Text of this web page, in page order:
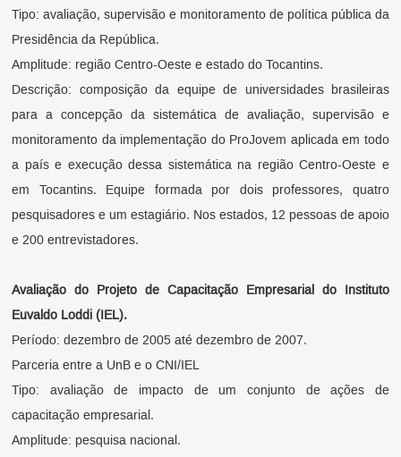
Tipo: avaliação, supervisão e monitoramento de política pública da
Presidência da República.
Amplitude: região Centro-Oeste e estado do Tocantins.
Descrição: composição da equipe de universidades brasileiras
para a concepção da sistemática de avaliação, supervisão e
monitoramento da implementação do ProJovem aplicada em todo
a país e execução dessa sistemática na região Centro-Oeste e
em Tocantins. Equipe formada por dois professores, quatro
pesquisadores e um estagiário. Nos estados, 12 pessoas de apoio
e 200 entrevistadores.
Avaliação do Projeto de Capacitação Empresarial do Instituto
Euvaldo Loddi (IEL).
Período: dezembro de 2005 até dezembro de 2007.
Parceria entre a UnB e o CNI/IEL
Tipo: avaliação de impacto de um conjunto de ações de
capacitação empresarial.
Amplitude: pesquisa nacional.